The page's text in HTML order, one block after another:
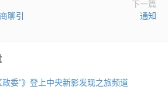
聊引
下一篇
通知
委”》登上中央新影发现之旅频道